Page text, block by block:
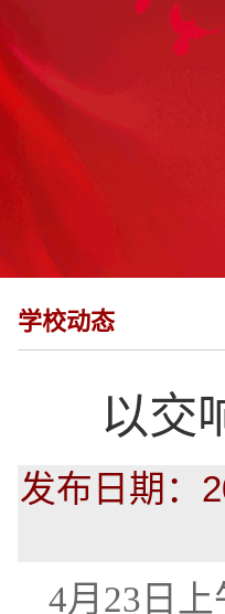
学校动态
以交
发布日期：
4月23日